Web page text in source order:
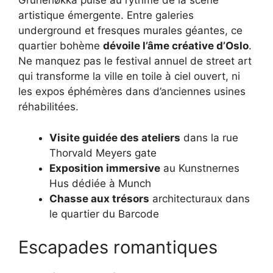
artistique émergente. Entre galeries
underground et fresques murales géantes, ce
quartier bohème dévoile l’âme créative d’Oslo.
Ne manquez pas le festival annuel de street art
qui transforme la ville en toile à ciel ouvert, ni
les expos éphémères dans d’anciennes usines
réhabilitées.
Visite guidée des ateliers dans la rue
Thorvald Meyers gate
Exposition immersive au Kunstnernes
Hus dédiée à Munch
Chasse aux trésors architecturaux dans
le quartier du Barcode
Escapades romantiques